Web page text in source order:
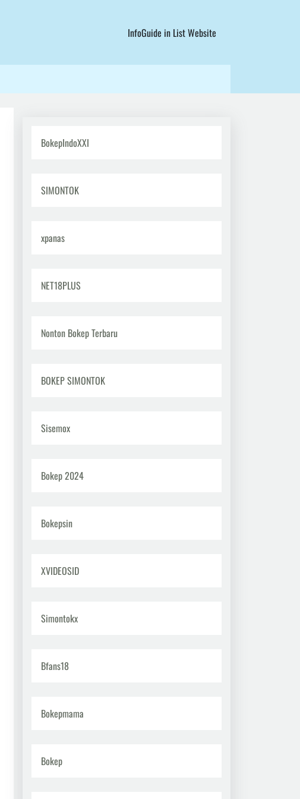
InfoGuide in List Website
BokepIndoXXI
SIMONTOK
xpanas
NET18PLUS
Nonton Bokep Terbaru
BOKEP SIMONTOK
Sisemox
Bokep 2024
Bokepsin
XVIDEOSID
Simontokx
Bfans18
Bokepmama
Bokep